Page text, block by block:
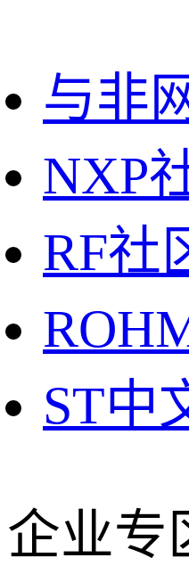
与非
NXP
RF社
ST中
企业专